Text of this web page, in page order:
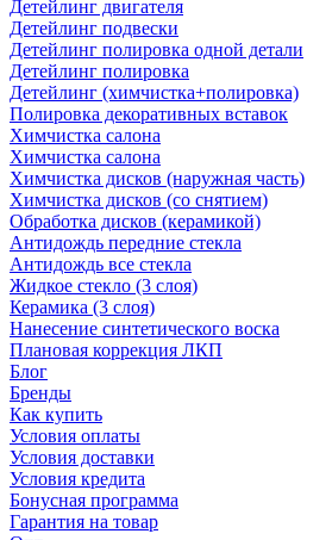
Детейлинг двигателя
Детейлинг подвески
Детейлинг полировка одной детали
Детейлинг полировка
Детейлинг (химчистка+полировка)
Полировка декоративных вставок
Химчистка салона
Химчистка салона
Химчистка дисков (наружная часть)
Химчистка дисков (со снятием)
Обработка дисков (керамикой)
Антидождь передние стекла
Антидождь все стекла
Жидкое стекло (3 слоя)
Керамика (3 слоя)
Нанесение синтетического воска
Плановая коррекция ЛКП
Блог
Бренды
Как купить
Условия оплаты
Условия доставки
Условия кредита
Бонусная программа
Гарантия на товар